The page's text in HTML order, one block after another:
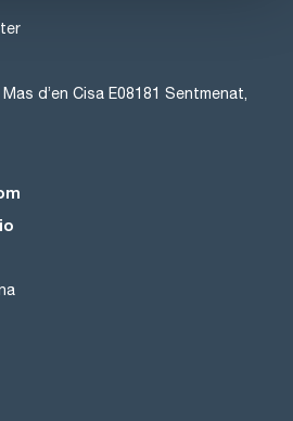
d’en Cisa E08181 Sentmenat,